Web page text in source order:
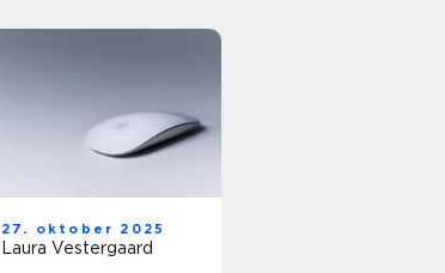
27. oktober 2025
Laura Vestergaard